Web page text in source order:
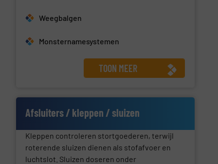
Weegbalgen
Monsternamesystemen
TOON MEER
Afsluiters / kleppen / sluizen
Kleppen controleren stortgoederen, terwijl
roterende sluizen dienen als stofafvoer en
luchtslot. Sluizen doseren onder